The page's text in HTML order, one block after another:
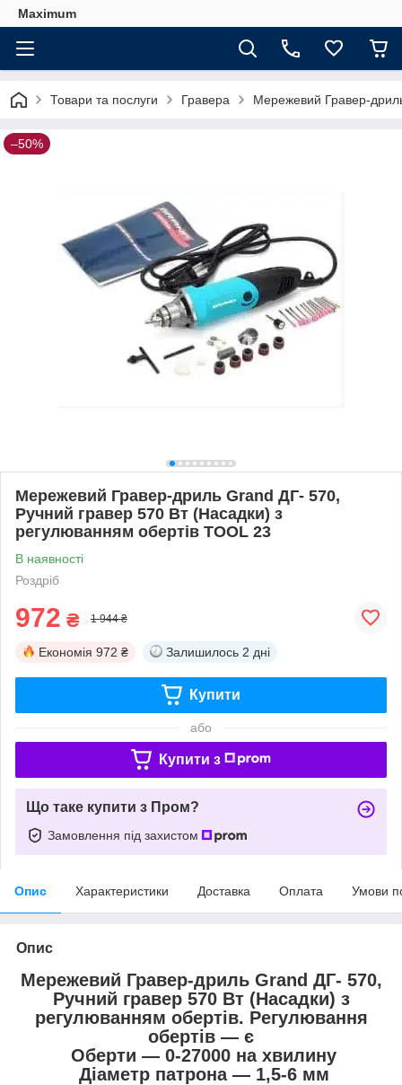
Maximum
Товари та послуги Гравера Мережевий Гравер-
–50%
Мережевий Гравер-дриль Grand ДГ- 570,
Ручний гравер 570 Вт (Насадки) з
регулюванням обертів TOOL 23
В наявності
Роздріб
972 ₴ 1 944 ₴
Економія 972 ₴ Залишилось 2 дні
Купити
або
Купити з
Що таке купити з Пром?
Замовлення під захистом
Опис Характеристики Доставка Оплата Умови
Опис
Мережевий Гравер-дриль Grand ДГ- 570,
Ручний гравер 570 Вт (Насадки) з
регулюванням обертів. Регулювання
обертів — є
Оберти — 0-27000 на хвилину
Діаметр патрона — 1,5-6 мм